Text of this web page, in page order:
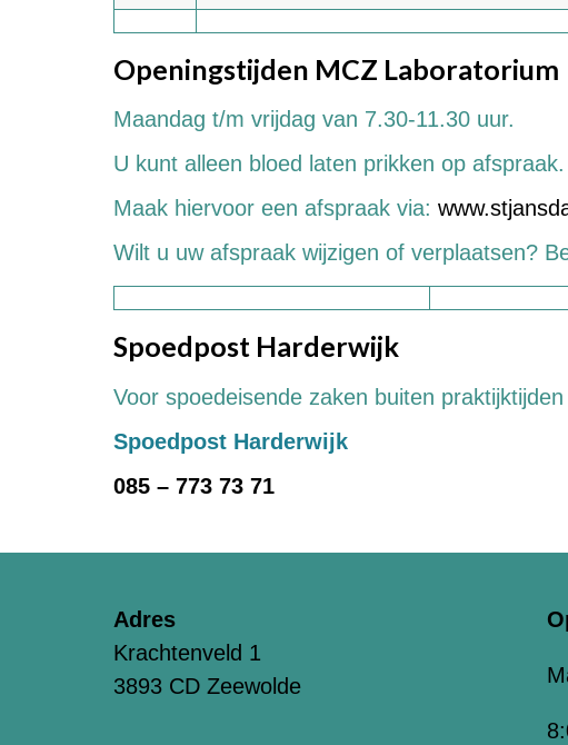
Openingstijden MCZ Laboratorium
Maandag t/m vrijdag van 7.30-11.30 uur.
U kunt alleen bloed laten prikken op afspraak.
Maak hiervoor een afspraak via:
Wilt u uw afspraak wijzigen of verplaatsen?
Spoedpost Harderwijk
Voor spoedeisende zaken buiten
Spoedpost Harderwijk
085 – 773 73 71
Adres
Krachtenveld 1
3893 CD Zeewolde